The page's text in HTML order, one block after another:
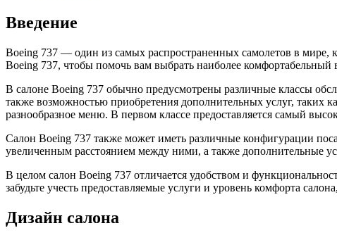
Введение
Boeing 737 — один из самых распространенных самолетов в мире,
Boeing 737, чтобы помочь вам выбрать наиболее комфортабельный
В салоне Boeing 737 обычно предусмотрены различные классы
также возможностью приобретения дополнительных услуг, таких
разнообразное меню. В первом классе предоставляется самый
Салон Boeing 737 также может иметь различные конфигурации
увеличенным расстоянием между ними, а также дополнительные
В целом салон Boeing 737 отличается удобством и
забудьте учесть предоставляемые услуги и уровень комфорта
Дизайн салона